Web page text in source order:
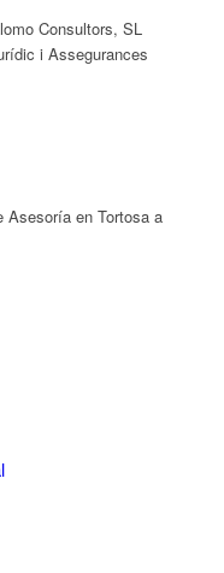
Consultors, SL
i Assegurances
Asesoría en Tortosa a